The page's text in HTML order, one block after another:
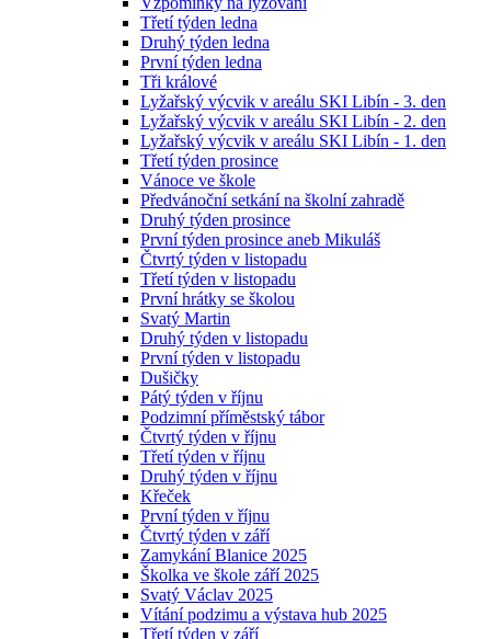
Třetí týden ledna
Druhý týden ledna
První týden ledna
Tři králové
Lyžařský výcvik v areálu SKI Libín - 3. den
Lyžařský výcvik v areálu SKI Libín - 2. den
Lyžařský výcvik v areálu SKI Libín - 1. den
Třetí týden prosince
Vánoce ve škole
Předvánoční setkání na školní zahradě
Druhý týden prosince
První týden prosince aneb Mikuláš
Čtvrtý týden v listopadu
Třetí týden v listopadu
První hrátky se školou
Svatý Martin
Druhý týden v listopadu
První týden v listopadu
Dušičky
Pátý týden v říjnu
Podzimní příměstský tábor
Čtvrtý týden v říjnu
Třetí týden v říjnu
Druhý týden v říjnu
Křeček
První týden v říjnu
Čtvrtý týden v září
Zamykání Blanice 2025
Školka ve škole září 2025
Svatý Václav 2025
Vítání podzimu a výstava hub 2025
Třetí týden v září